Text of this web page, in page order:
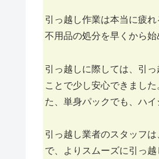
引っ越し作業は本当に疲
不用品の処分を早くから始
引っ越しに際しては、引
ことで少し安心できまし
た、単身パックでも、ハ
引っ越し業者のスタッフ
で、よりスムーズに引っ